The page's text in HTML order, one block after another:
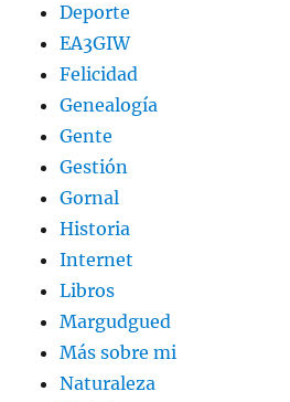
Deporte
EA3GIW
Felicidad
Genealogía
Gente
Gestión
Gornal
Historia
Internet
Libros
Margudgued
Más sobre mi
Naturaleza